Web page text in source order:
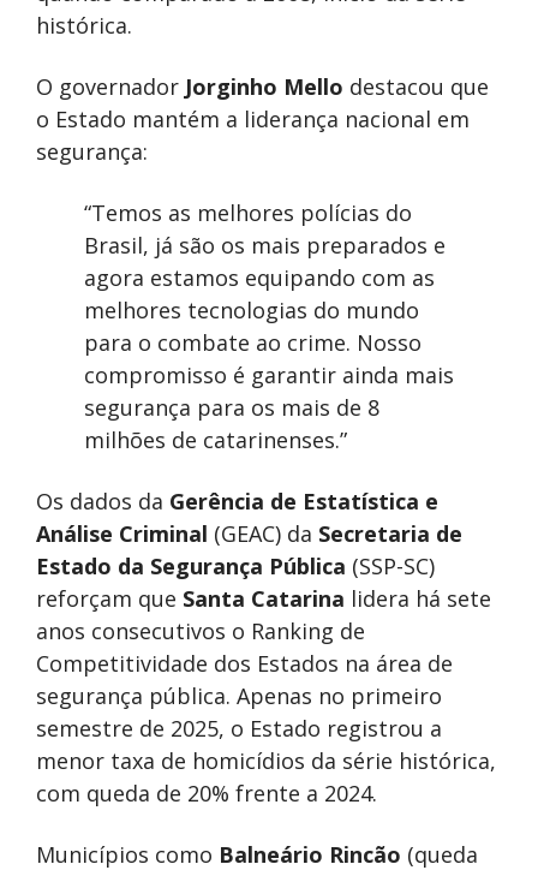
histórica.
O governador Jorginho Mello destacou que
o Estado mantém a liderança nacional em
segurança:
“Temos as melhores polícias do
Brasil, já são os mais preparados e
agora estamos equipando com as
melhores tecnologias do mundo
para o combate ao crime. Nosso
compromisso é garantir ainda mais
segurança para os mais de 8
milhões de catarinenses.”
Os dados da Gerência de Estatística e
Análise Criminal (GEAC) da Secretaria de
Estado da Segurança Pública (SSP-SC)
reforçam que Santa Catarina lidera há sete
anos consecutivos o Ranking de
Competitividade dos Estados na área de
segurança pública. Apenas no primeiro
semestre de 2025, o Estado registrou a
menor taxa de homicídios da série histórica,
com queda de 20% frente a 2024.
Municípios como Balneário Rincão (queda